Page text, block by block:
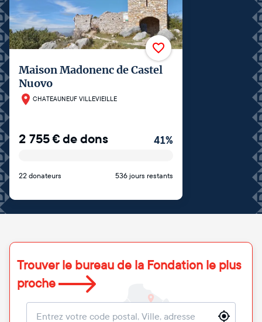
Maison Madonenc de Castel
Nuovo
CHATEAUNEUF VILLEVIEILLE
2 755€de dons 41%
22 donateurs 536 jours restants
Trouver le bureau de la Fondation le plus
proche
Localisation